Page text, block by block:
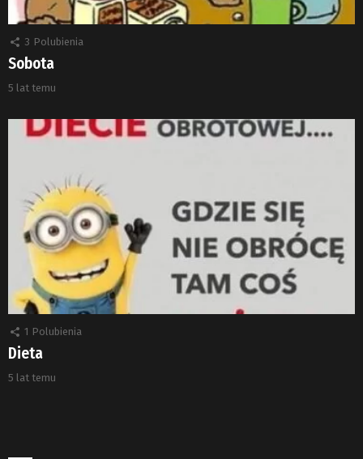
3 Polubienia
Sobota
5 lat temu
1 Polubienia
Dieta
5 lat temu